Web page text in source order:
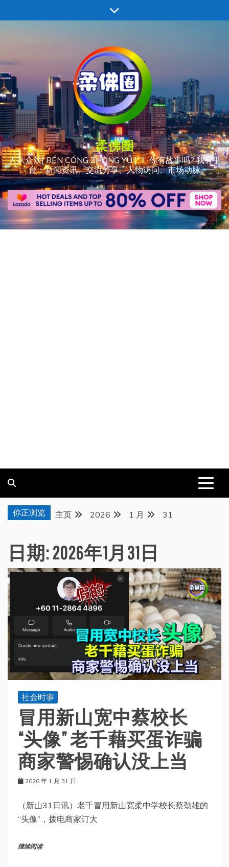
至
柔佛圈
人从众𠈌[ RÉN CÓNG ZHÒNG YÚ ] ！ 你有故事吗? 我有平
台：新闻资讯、交流分享、人物访问、市场动脉
你正浏览 主页 2026 1 月 31
日期:2026年1月31日
社会时事
冒用新山宽中蔡校长
“头像” 老千藉买蛋诈骗
商家警惕确认没上当
2026 年 1 月 31 日
（新山31日讯）老千冒用新山宽柔中学校长蔡劲雄的
“头像”，拨电商家订大
继续阅读